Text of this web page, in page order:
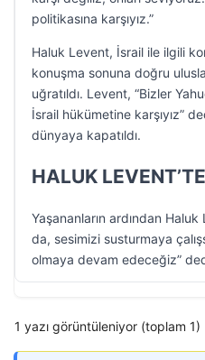
politikasına karşıyız.”
Haluk Levent, İsrail ile ilgili
konuşma sonuna doğru
uğratıldı. Levent, “Bizler
İsrail hükümetine karşıyız”
dünyaya kapatıldı.
HALUK
Yaşananların ardından
da, sesimizi susturmaya
olmaya devam edeceğiz”
1 yazı görüntüleniyor (toplam 1)